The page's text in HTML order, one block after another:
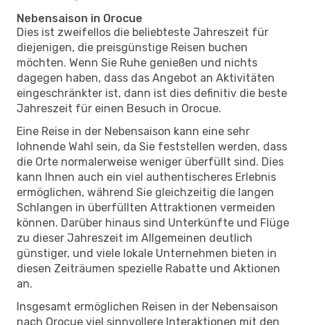
Nebensaison in Orocue
Dies ist zweifellos die beliebteste Jahreszeit für
diejenigen, die preisgünstige Reisen buchen
möchten. Wenn Sie Ruhe genießen und nichts
dagegen haben, dass das Angebot an Aktivitäten
eingeschränkter ist, dann ist dies definitiv die beste
Jahreszeit für einen Besuch in Orocue.
Eine Reise in der Nebensaison kann eine sehr
lohnende Wahl sein, da Sie feststellen werden, dass
die Orte normalerweise weniger überfüllt sind. Dies
kann Ihnen auch ein viel authentischeres Erlebnis
ermöglichen, während Sie gleichzeitig die langen
Schlangen in überfüllten Attraktionen vermeiden
können. Darüber hinaus sind Unterkünfte und Flüge
zu dieser Jahreszeit im Allgemeinen deutlich
günstiger, und viele lokale Unternehmen bieten in
diesen Zeiträumen spezielle Rabatte und Aktionen
an.
Insgesamt ermöglichen Reisen in der Nebensaison
nach Orocue viel sinnvollere Interaktionen mit den